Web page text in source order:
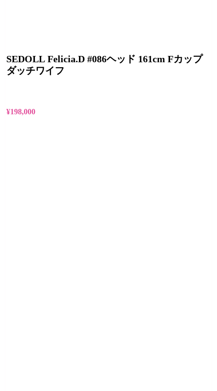
SEDOLL Felicia.D #086ヘッド 161cm Fカップ
ダッチワイフ
¥198,000